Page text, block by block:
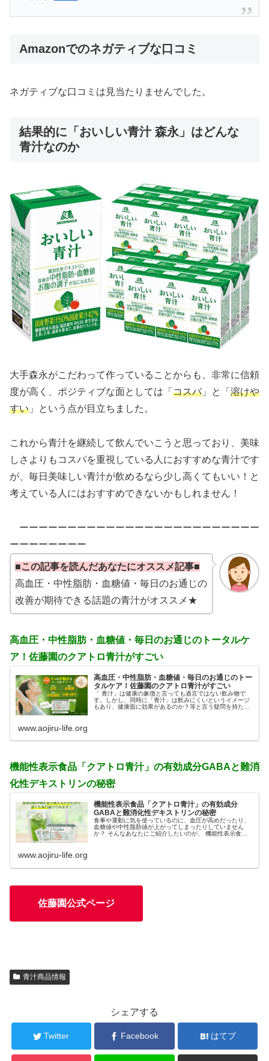
Amazonでのネガティブな口コミ
ネガティブな口コミは見当たりませんでした。
結果的に「おいしい青汁 森永」はどんな
青汁なのか
大手森永がこだわって作っていることからも、非常に信頼
度が高く、ポジティブな面としては「 コスパ 」と「 溶けや
すい 」という点が目立ちました。
これから青汁を継続して飲んでいこうと思っており、美味
しさよりもコスパを重視している人におすすめな青汁です
が、毎日美味しい青汁が飲めるなら少し高くてもいい！と
考えている人にはおすすめできないかもしれません！
ーーーーーーーーーーーーーーーーーーーーーーーーー
ーーーーーーーー
■この記事を読んだあなたにオススメ記事■
高血圧・中性脂肪・血糖値・毎日のお通じの
改善が期待できる話題の青汁がオススメ★
高血圧・中性脂肪・血糖値・毎日のお通じのトータルケ
ア！佐藤園のクアトロ青汁がすごい
高血圧・中性脂肪・血糖値・毎日のお通じのトー
タルケア！佐藤園のクアトロ青汁がすごい
「 青汁」は健康の象徴と言っても過言ではない飲み物で
す。しかし、同時に「青汁」は飲みにくいというイメージ
もあり、健康面に効果があるのか？等と言う疑問を持たれ
www.aojiru-life.org
機能性表示食品「クアトロ青汁」の有効成分GABAと難消
化性デキストリンの秘密
機能性表示食品「クアトロ青汁」の有効成分
GABAと難消化性デキストリンの秘密
食事や運動に気を使っているのに、血圧が高めだったり、
血糖値や中性脂肪値が上がってしまったりしていません
か？ そんなあなたにご紹介したいのが、 機能性表示食品
www.aojiru-life.org
佐藤園公式ページ
青汁商品情報
シェアする
Twitter Facebook はてブ